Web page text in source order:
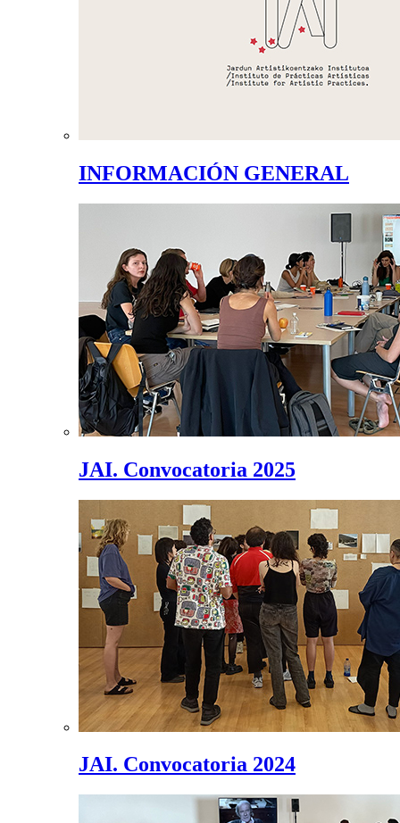
INFORMACIÓN GENERAL
JAI. Convocatoria 2025
JAI. Convocatoria 2024